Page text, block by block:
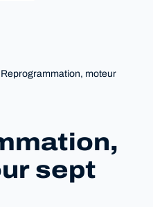
moteur
sept